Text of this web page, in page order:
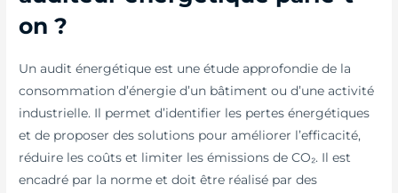
on ?
Un audit énergétique est une étude approfondie de la
consommation d’énergie d’un bâtiment ou d’une activité
industrielle. Il permet d’identifier les pertes énergétiques
et de proposer des solutions pour améliorer l’efficacité,
réduire les coûts et limiter les émissions de CO₂. Il est
encadré par la norme et doit être réalisé par des